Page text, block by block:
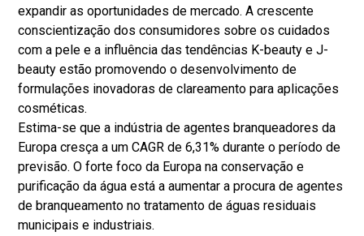
expandir as oportunidades de mercado. A crescente
conscientização dos consumidores sobre os cuidados
com a pele e a influência das tendências K-beauty e J-
beauty estão promovendo o desenvolvimento de
formulações inovadoras de clareamento para aplicações
cosméticas.
Estima-se que a indústria de agentes branqueadores da
Europa cresça a um CAGR de 6,31% durante o período de
previsão. O forte foco da Europa na conservação e
purificação da água está a aumentar a procura de agentes
de branqueamento no tratamento de águas residuais
municipais e industriais.